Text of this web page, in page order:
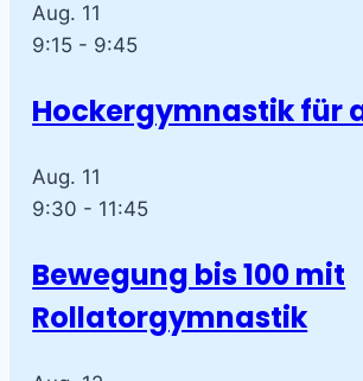
Aug. 11
9:15 - 9:45
Hockergymnastik für
Aug. 11
9:30 - 11:45
Bewegung bis 100 mit
Rollatorgymnastik